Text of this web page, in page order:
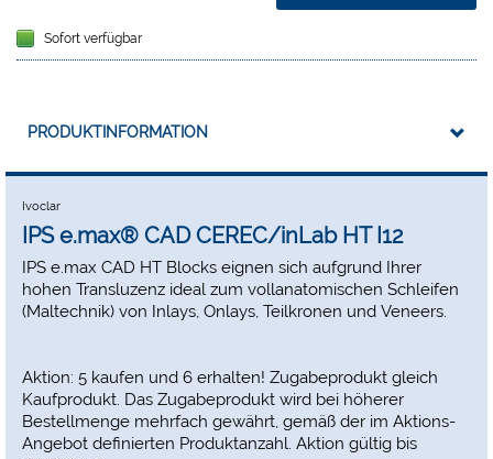
Sofort verfügbar
PRODUKTINFORMATION
Ivoclar
IPS e.max® CAD CEREC/inLab HT I12
IPS e.max CAD HT Blocks eignen sich aufgrund Ihrer
hohen Transluzenz ideal zum vollanatomischen Schleifen
(Maltechnik) von Inlays, Onlays, Teilkronen und Veneers.
Aktion: 5 kaufen und 6 erhalten! Zugabeprodukt gleich
Kaufprodukt. Das Zugabeprodukt wird bei höherer
Bestellmenge mehrfach gewährt, gemäß der im Aktions-
Angebot definierten Produktanzahl. Aktion gültig bis